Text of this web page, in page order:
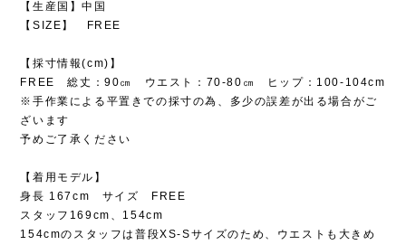
【生産国】中国
【SIZE】 FREE
【採寸情報(cm)】
FREE 総丈：90㎝ ウエスト：70-80㎝ ヒップ：100-104cm
※手作業による平置きでの採寸の為、多少の誤差が出る場合がご
ざいます
予めご了承ください
【着用モデル】
身長 167cm サイズ FREE
スタッフ169cm、154cm
154cmのスタッフは普段XS-Sサイズのため、ウエストも大きめ